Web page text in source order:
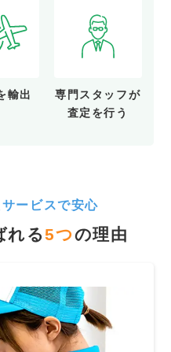
輸出
専門スタッフが
査定を行う
ービスで安心
れる5つの理由